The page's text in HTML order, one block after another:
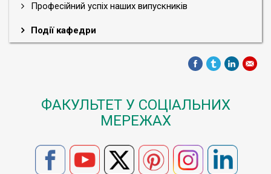
Професійний успіх наших випускників
Події кафедри
ФАКУЛЬТЕТ У СОЦІАЛЬНИХ
МЕРЕЖАХ